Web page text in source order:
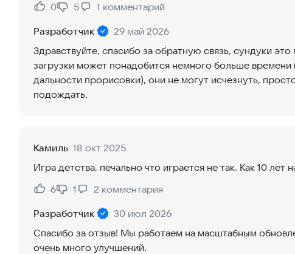
Нравится:
0
Не нравится:
5 1 комментарий
Разработчик
29 май 2026
Здравствуйте, спасибо за обратную связь, сундуки
загрузки может понадобится немного больше
дальности прорисовки), они не могут исчезнуть,
подождать.
Камиль 18 окт 2025
Игра детства, печально что играется не так. Как 10 лет
Нравится:
6
Не нравится:
1 2 комментария
Разработчик
30 июл 2026
Спасибо за отзыв! Мы работаем на масштабным
очень много улучшений.